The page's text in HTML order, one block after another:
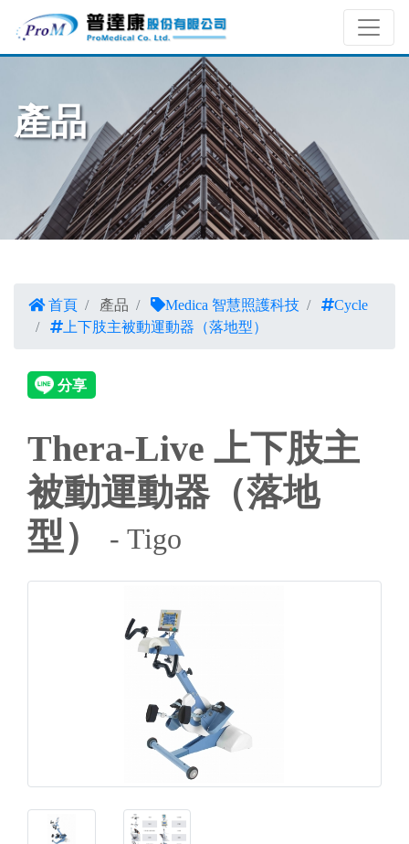
產品
首頁 產品 Medica 智慧照護科技
Cycle
上下肢主被動運動器（落地型）
Thera-Live 上下肢主
被動運動器（落地
型）
- Tigo